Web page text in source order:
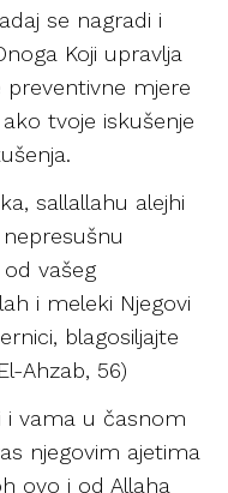
se nagradi i
Koji upravlja
mjere
tvoje iskušenje
sallallahu alejhi
vašeg
i meleki Njegovi
blagosiljajte
Ahzab, 56)
i vama u časnom
njegovim ajetima
ovo i od Allaha